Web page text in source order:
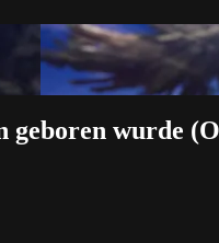
geboren wurde